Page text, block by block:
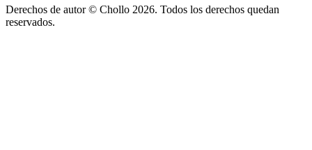
Derechos de autor © Chollo 2026. Todos los derechos quedan
reservados.